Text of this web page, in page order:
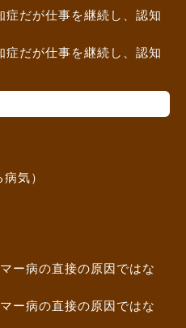
症だが仕事を継続し、認知
症だが仕事を継続し、認知
気）
ー病の直接の原因ではな
ー病の直接の原因ではな